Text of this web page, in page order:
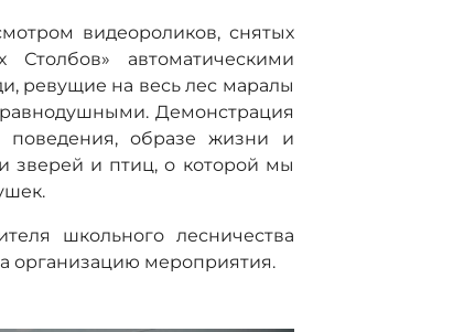
видеороликов, снятых
Столбов» автоматическими
ревущие на весь лес маралы
Демонстрация
поведения, образе жизни и
зверей и птиц, о которой мы
школьного лесничества
организацию мероприятия.